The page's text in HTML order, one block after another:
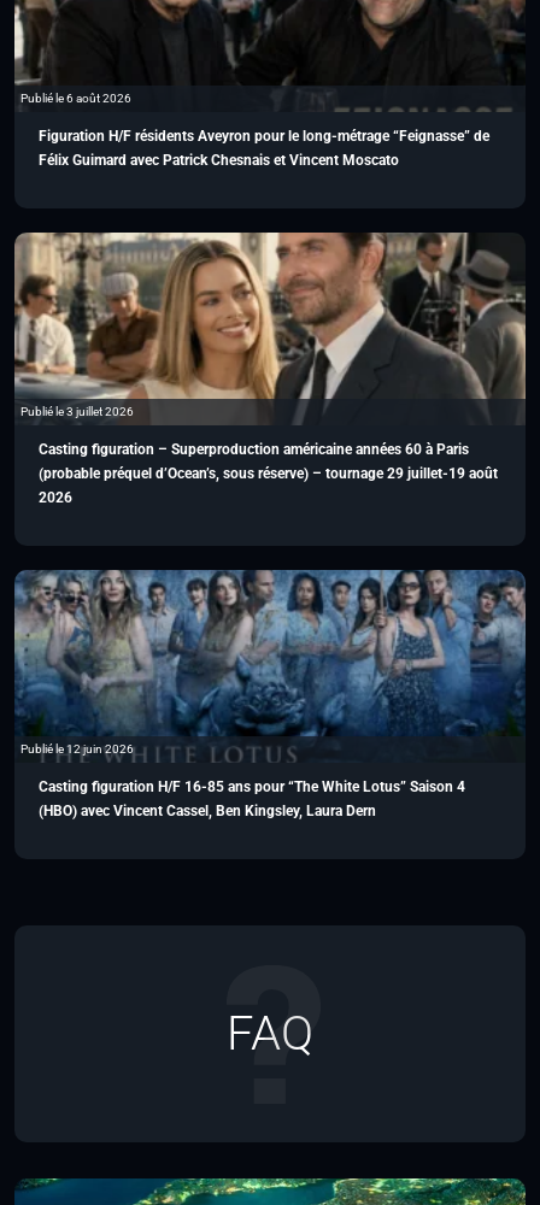
Publié le 6 août 2026
Figuration H/F résidents Aveyron pour le long-métrage “Feignasse” de
Félix Guimard avec Patrick Chesnais et Vincent Moscato
Publié le 3 juillet 2026
Casting figuration – Superproduction américaine années 60 à Paris
(probable préquel d’Ocean’s, sous réserve) – tournage 29 juillet-19 août
2026
Publié le 12 juin 2026
Casting figuration H/F 16-85 ans pour “The White Lotus” Saison 4
(HBO) avec Vincent Cassel, Ben Kingsley, Laura Dern
FAQ